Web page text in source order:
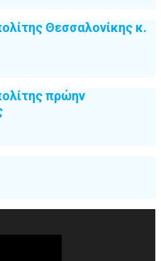
Θεσσαλονίκης κ.
πρώην